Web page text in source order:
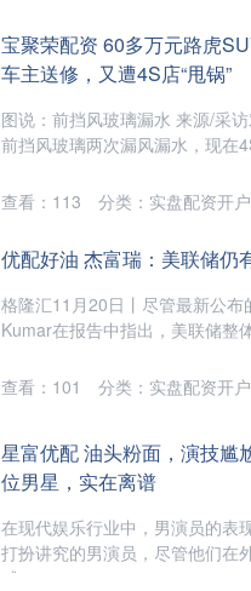
宝聚荣配资 60多万元路虎
车主送修，又遭4S店“甩锅”
图说：前挡风玻璃漏水 来源/采
前挡风玻璃两次漏风漏水，现在
查看： 113 分类： 实盘配资开户
优配好油 杰富瑞：美联储仍
格隆汇11月20日丨尽管最新公
Kumar在报告中指出，美联储整
查看： 101 分类： 实盘配资开户
星富优配 油头粉面，演技尴
位男星，实在离谱
在现代娱乐行业中，男演员的表
打扮讲究的男演员，尽管他们在
感....